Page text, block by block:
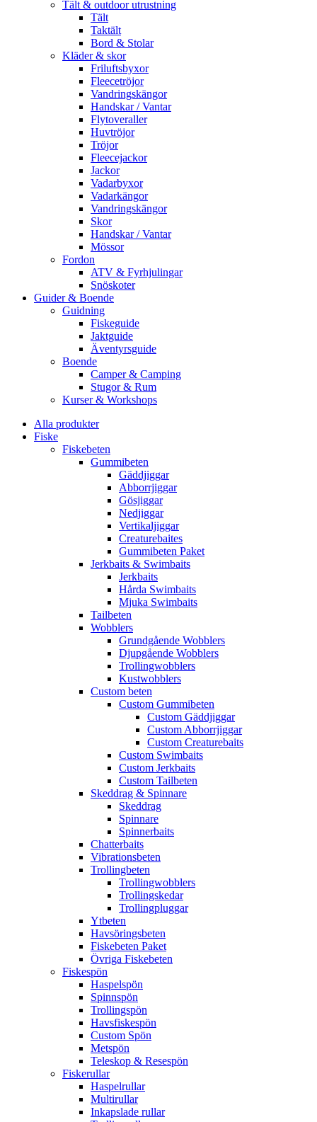
Tält & outdoor utrustning
Tält
Taktält
Bord & Stolar
Kläder & skor
Friluftsbyxor
Fleecetröjor
Vandringskängor
Handskar / Vantar
Flytoveraller
Huvtröjor
Tröjor
Fleecejackor
Jackor
Vadarbyxor
Vadarkängor
Vandringskängor
Skor
Handskar / Vantar
Mössor
Fordon
ATV & Fyrhjulingar
Snöskoter
Guider & Boende
Guidning
Fiskeguide
Jaktguide
Äventyrsguide
Boende
Camper & Camping
Stugor & Rum
Kurser & Workshops
Alla produkter
Fiske
Fiskebeten
Gummibeten
Gäddjiggar
Abborrjiggar
Gösjiggar
Nedjiggar
Vertikaljiggar
Creaturebaites
Gummibeten Paket
Jerkbaits & Swimbaits
Jerkbaits
Hårda Swimbaits
Mjuka Swimbaits
Tailbeten
Wobblers
Grundgående Wobblers
Djupgående Wobblers
Trollingwobblers
Kustwobblers
Custom beten
Custom Gummibeten
Custom Gäddjiggar
Custom Abborrjiggar
Custom Creaturebaits
Custom Swimbaits
Custom Jerkbaits
Custom Tailbeten
Skeddrag & Spinnare
Skeddrag
Spinnare
Spinnerbaits
Chatterbaits
Vibrationsbeten
Trollingbeten
Trollingwobblers
Trollingskedar
Trollingpluggar
Ytbeten
Havsöringsbeten
Fiskebeten Paket
Övriga Fiskebeten
Fiskespön
Haspelspön
Spinnspön
Trollingspön
Havsfiskespön
Custom Spön
Metspön
Teleskop & Resespön
Fiskerullar
Haspelrullar
Multirullar
Inkapslade rullar